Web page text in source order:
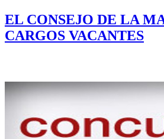
EL CONSEJO DE LA
CARGOS VACANTES